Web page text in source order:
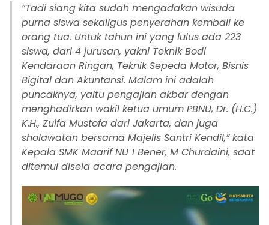
“Tadi siang kita sudah mengadakan wisuda
purna siswa sekaligus penyerahan kembali ke
orang tua. Untuk tahun ini yang lulus ada 223
siswa, dari 4 jurusan, yakni Teknik Bodi
Kendaraan Ringan, Teknik Sepeda Motor, Bisnis
Bigital dan Akuntansi. Malam ini adalah
puncaknya, yaitu pengajian akbar dengan
menghadirkan wakil ketua umum PBNU, Dr. (H.C.)
K.H., Zulfa Mustofa dari Jakarta, dan juga
sholawatan bersama Majelis Santri Kendil,” kata
Kepala SMK Maarif NU 1 Bener, M Churdaini, saat
ditemui disela acara pengajian.